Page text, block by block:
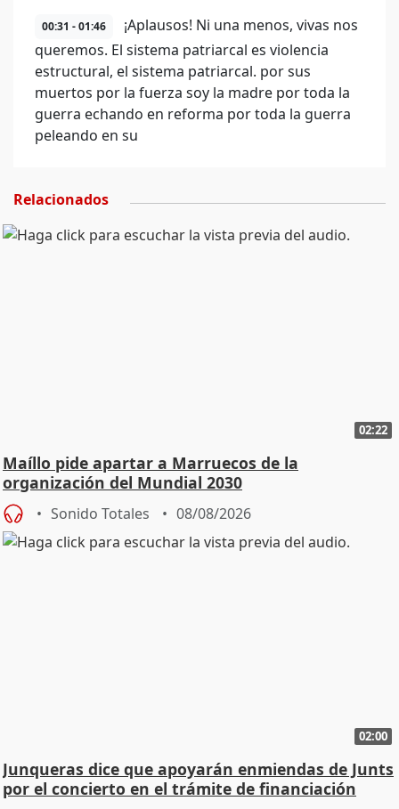
00:31 - 01:46
¡Aplausos! Ni una menos, vivas nos
queremos. El sistema patriarcal es violencia
estructural, el sistema patriarcal. por sus
muertos por la fuerza soy la madre por toda la
guerra echando en reforma por toda la guerra
peleando en su
Relacionados
02:22
Maíllo pide apartar a Marruecos de la
organización del Mundial 2030
Sonido Totales 08/08/2026
02:00
Junqueras dice que apoyarán enmiendas de Junts
por el concierto en el trámite de financiación